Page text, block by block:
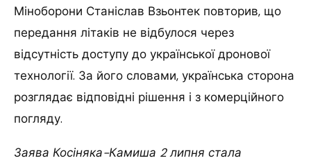
Міноборони Станіслав Взьонтек повторив, що
передання літаків не відбулося через
відсутність доступу до української дронової
технології. За його словами, українська сторона
розглядає відповідні рішення і з комерційного
погляду.
Заява Косіняка-Камиша 2 липня стала